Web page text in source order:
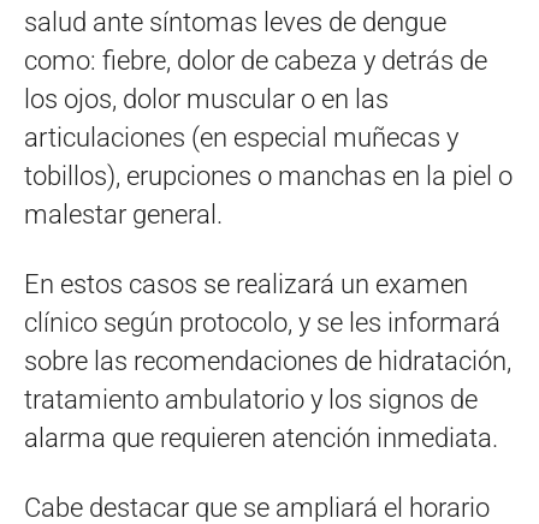
salud ante síntomas leves de dengue
como: fiebre, dolor de cabeza y detrás de
los ojos, dolor muscular o en las
articulaciones (en especial muñecas y
tobillos), erupciones o manchas en la piel o
malestar general.
En estos casos se realizará un examen
clínico según protocolo, y se les informará
sobre las recomendaciones de hidratación,
tratamiento ambulatorio y los signos de
alarma que requieren atención inmediata.
Cabe destacar que se ampliará el horario